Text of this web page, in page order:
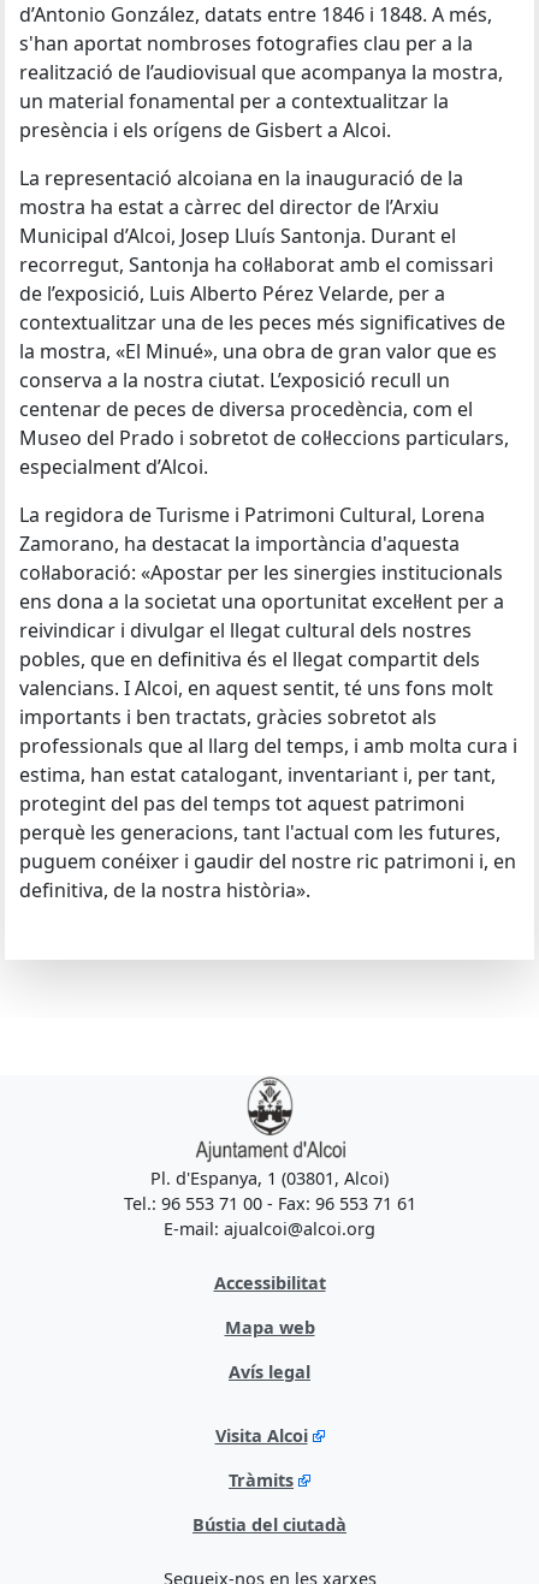
d’Antonio González, datats entre 1846 i 1848. A més,
s'han aportat nombroses fotografies clau per a la
realització de l’audiovisual que acompanya la mostra,
un material fonamental per a contextualitzar la
presència i els orígens de Gisbert a Alcoi.
La representació alcoiana en la inauguració de la
mostra ha estat a càrrec del director de l’Arxiu
Municipal d’Alcoi, Josep Lluís Santonja. Durant el
recorregut, Santonja ha col·laborat amb el comissari
de l’exposició, Luis Alberto Pérez Velarde, per a
contextualitzar una de les peces més significatives de
la mostra, «El Minué», una obra de gran valor que es
conserva a la nostra ciutat. L’exposició recull un
centenar de peces de diversa procedència, com el
Museo del Prado i sobretot de col·leccions particulars,
especialment d’Alcoi.
La regidora de Turisme i Patrimoni Cultural, Lorena
Zamorano, ha destacat la importància d'aquesta
col·laboració: «Apostar per les sinergies institucionals
ens dona a la societat una oportunitat excel·lent per a
reivindicar i divulgar el llegat cultural dels nostres
pobles, que en definitiva és el llegat compartit dels
valencians. I Alcoi, en aquest sentit, té uns fons molt
importants i ben tractats, gràcies sobretot als
professionals que al llarg del temps, i amb molta cura i
estima, han estat catalogant, inventariant i, per tant,
protegint del pas del temps tot aquest patrimoni
perquè les generacions, tant l'actual com les futures,
puguem conéixer i gaudir del nostre ric patrimoni i, en
definitiva, de la nostra història».
Pl. d'Espanya, 1 (03801, Alcoi)
Tel.: 96 553 71 00 - Fax: 96 553 71 61
E-mail: ajualcoi@alcoi.org
Accessibilitat
Mapa web
Avís legal
Visita Alcoi
Tràmits
Bústia del ciutadà
Segueix-nos en les xarxes